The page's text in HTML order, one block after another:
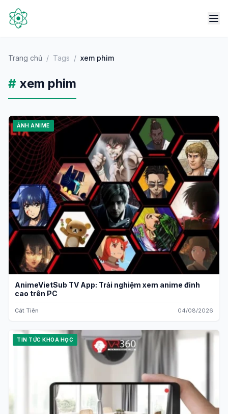
Trang chủ / Tags / xem phim
# xem phim
ẢNH ANIME
AnimeVietSub TV App: Trải nghiệm xem anime đỉnh
cao trên PC
Cát Tiên 04/08/2026
TIN TỨC KHOA HỌC